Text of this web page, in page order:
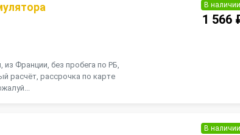
из Франции, без пробега по РБ,
расчёт, рассрочка по карте
В наличии
1 566
В наличии